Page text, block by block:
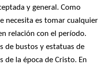
y general. Como
necesita es tomar cualquier
relación con el período.
de bustos y estatuas de
de la época de Cristo. En